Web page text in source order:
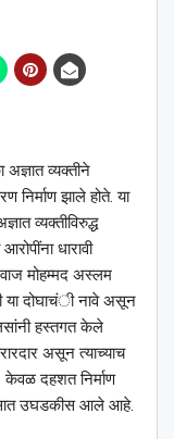
अज्ञात व्यक्तीने
निर्माण झाले होते. या
व्यक्तीविरुद्ध
धारावी
मोहम्मद अस्लम
दोघाचंी नावे असून
हस्तगत केले
असून त्याच्याच
केवळ दहशत निर्माण
उघडकीस आले आहे.